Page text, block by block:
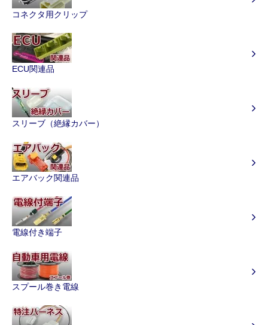
コネクタ用クリップ
ECU関連品
スリーブ（絶縁カバー）
エアバック関連品
電線付き端子
スプール巻き電線